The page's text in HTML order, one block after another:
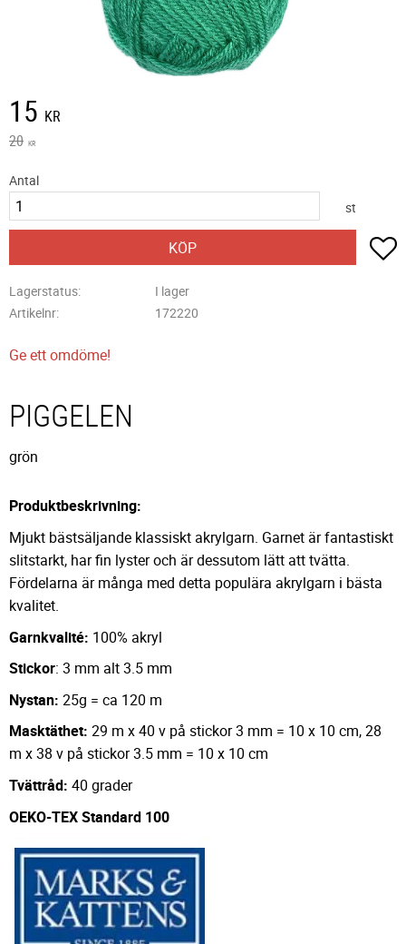
Nedsatt pris:
15 KR
Ordinarie pris:
20 KR
Antal
st
KÖP
Lagerstatus
I lager
Artikelnr
172220
Ge ett omdöme!
PIGGELEN
grön
Produktbeskrivning:
Mjukt bästsäljande klassiskt akrylgarn. Garnet är fantastiskt
slitstarkt, har fin lyster och är dessutom lätt att tvätta.
Fördelarna är många med detta populära akrylgarn i bästa
kvalitet.
Garnkvalité: 100% akryl
Stickor: 3 mm alt 3.5 mm
Nystan: 25g = ca 120 m
Masktäthet: 29 m x 40 v på stickor 3 mm = 10 x 10 cm, 28
m x 38 v på stickor 3.5 mm = 10 x 10 cm
Tvättråd: 40 grader
OEKO-TEX Standard 100